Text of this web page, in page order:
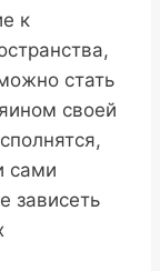
к
стать
своей
сами
зависеть